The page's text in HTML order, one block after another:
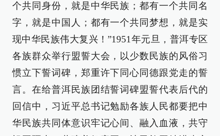
个共同身份，就是中华民族；都有一个共同名
字，就是中国人；都有一个共同梦想，就是实
现中华民族伟大复兴！”1951年元旦，普洱专区
各族群众举行盟誓大会，以少数民族的风俗习
惯立下誓词碑，郑重许下同心同德跟党走的誓
言。在给普洱民族团结誓词碑盟誓代表后代的
回信中，习近平总书记勉励各族人民都要把中
华民族共同体意识牢记心间、融入血液，共守